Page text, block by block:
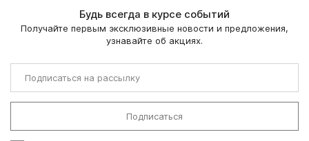
Будь всегда в курсе событий
Получайте первым эксклюзивные новости и предложения,
узнавайте об акциях.
Подписаться